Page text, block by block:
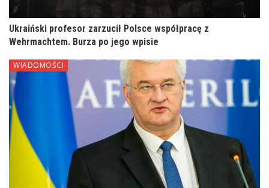
Ukraiński profesor zarzucił Polsce współpracę z
Wehrmachtem. Burza po jego wpisie
WIADOMOŚCI